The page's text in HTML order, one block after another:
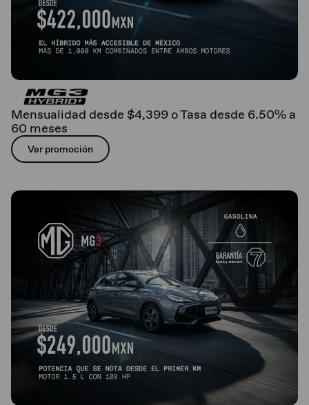
Mensualidad desde $4,399 o Tasa desde 6.50% a
60 meses
Ver promoción